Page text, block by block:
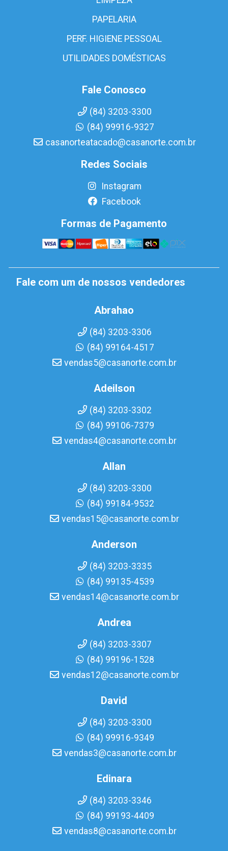
PAPELARIA
PERF. HIGIENE PESSOAL
UTILIDADES DOMÉSTICAS
Fale Conosco
(84) 3203-3300
(84) 99916-9327
casanorteatacado@casanorte.com.br
Redes Sociais
Instagram
Facebook
Formas de Pagamento
Fale com um de nossos vendedores
Abrahao
(84) 3203-3306
(84) 99164-4517
vendas5@casanorte.com.br
Adeilson
(84) 3203-3302
(84) 99106-7379
vendas4@casanorte.com.br
Allan
(84) 3203-3300
(84) 99184-9532
vendas15@casanorte.com.br
Anderson
(84) 3203-3335
(84) 99135-4539
vendas14@casanorte.com.br
Andrea
(84) 3203-3307
(84) 99196-1528
vendas12@casanorte.com.br
David
(84) 3203-3300
(84) 99916-9349
vendas3@casanorte.com.br
Edinara
(84) 3203-3346
(84) 99193-4409
vendas8@casanorte.com.br